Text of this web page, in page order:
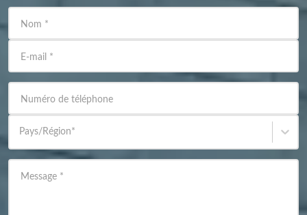
Nom *
E-mail *
Numéro de téléphone
Pays/Région*
Message *